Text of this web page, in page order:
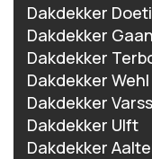
Dakdekker
Dakdekker
Dakdekker
Dakdekker Wehl
Dakdekker
Dakdekker Ulft
Dakdekker